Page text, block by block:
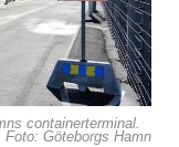
containerterminal.
Foto: Göteborgs Hamn